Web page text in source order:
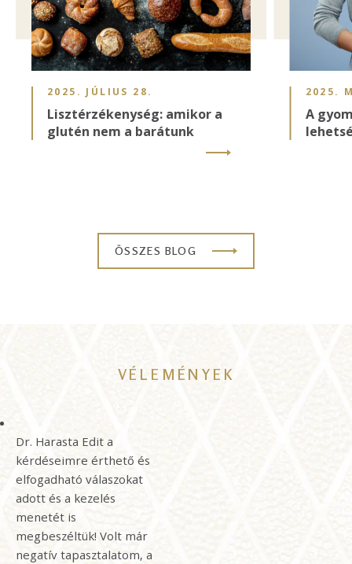
2025. JÚLIUS 28.
Lisztérzékenység: amikor a
glutén nem a barátunk
2025.
A
ÖSSZES BLOG
VÉLEMÉNYEK
Dr. Harasta Edit a
kérdéseimre érthető és
elfogadható válaszokat
adott és a kezelés
menetét is
megbeszéltük! Volt már
negatív tapasztalatom, a